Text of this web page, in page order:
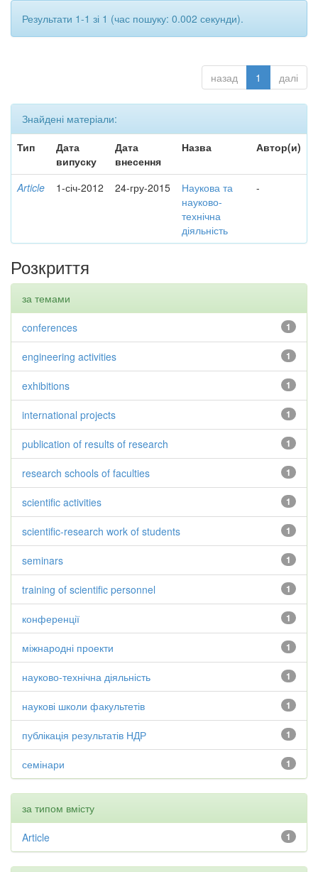
Результати 1-1 зі 1 (час пошуку: 0.002 секунди).
назад 1 далі
Знайдені матеріали:
Тип
Дата
випуску
Дата
внесення
Назва Автор(и)
Article 1-січ-2012 24-гру-2015
Наукова та
науково-
технічна
діяльність
-
Розкриття
за темами
1
conferences
1
engineering activities
1
exhibitions
1
international projects
1
publication of results of research
1
research schools of faculties
1
scientific activities
1
scientific-research work of students
1
seminars
1
training of scientific personnel
1
конференції
1
міжнародні проекти
1
науково-технічна діяльність
1
наукові школи факультетів
1
публікація результатів НДР
1
семінари
за типом вмісту
1
Article